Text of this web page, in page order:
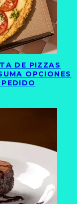
DE PIZZAS
OPCIONES